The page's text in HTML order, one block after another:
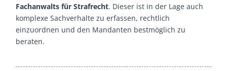
Fachanwalts für Strafrecht. Dieser ist in der Lage auch
komplexe Sachverhalte zu erfassen, rechtlich
einzuordnen und den Mandanten bestmöglich zu
beraten.